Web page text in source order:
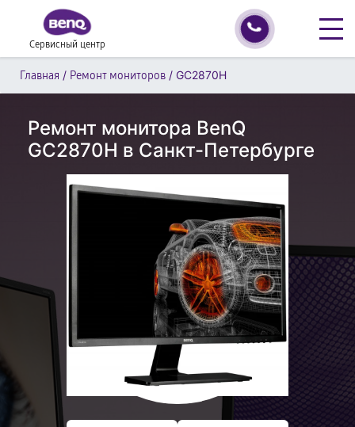
Сервисный центр
Главная / Ремонт мониторов / GC2870H
Ремонт монитора BenQ
GC2870H в Санкт-Петербурге